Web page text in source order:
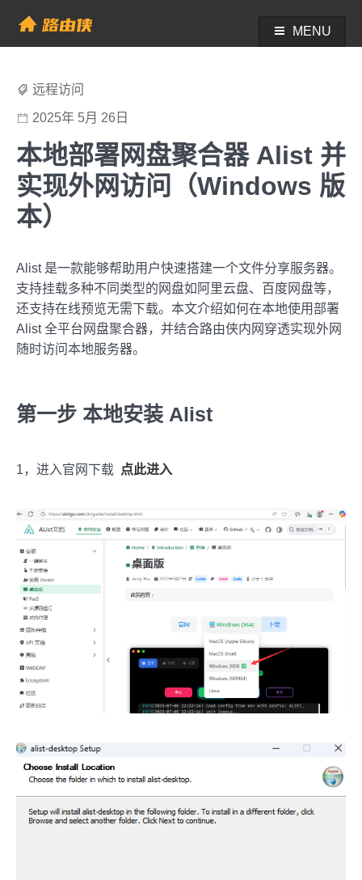
content
帮助中心 - 路由侠
MENU
远程访问
2025年 5月 26日
本地部署网盘聚合器 Alist 并
实现外网访问（Windows 版
本）
Alist 是一款能够帮助用户快速搭建一个文件分享服务器。
支持挂载多种不同类型的网盘如阿里云盘、百度网盘等，
还支持在线预览无需下载。本文介绍如何在本地使用部署
Alist 全平台网盘聚合器，并结合路由侠内网穿透实现外网
随时访问本地服务器。
第一步 本地安装 Alist
1，进入官网下载 点此进入